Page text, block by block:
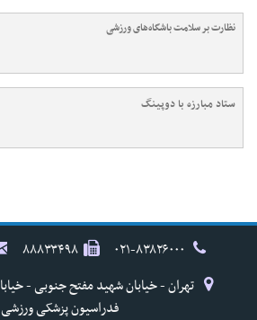
نظارت بر سلامت باشگاه‌های ورزشی
ستاد مبارزه با دوپینگ
۸۸۸۳۳۴۹۸
فدراسیون پزشکی ورزشی